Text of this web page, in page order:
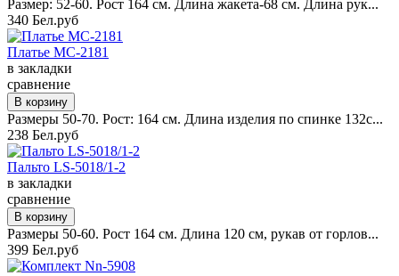
Размер: 52-60. Рост 164 см. Длина жакета-68 см. Длина рук...
340 Бел.руб
Платье MC-2181
в закладки
сравнение
Размеры 50-70. Рост: 164 см. Длина изделия по спинке 132с...
238 Бел.руб
Пальто LS-5018/1-2
в закладки
сравнение
Размеры 50-60. Рост 164 см. Длина 120 см, рукав от горлов...
399 Бел.руб